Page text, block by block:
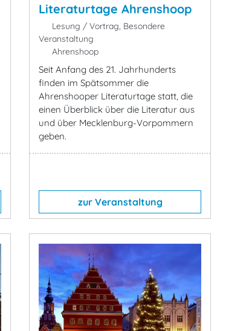
Literaturtage Ahrenshoop
Lesung / Vortrag, Besondere
Veranstaltung
Ahrenshoop
Seit Anfang des 21. Jahrhunderts
finden im Spätsommer die
Ahrenshooper Literaturtage statt, die
einen Überblick über die Literatur aus
und über Mecklenburg-Vorpommern
geben.
zur Veranstaltung